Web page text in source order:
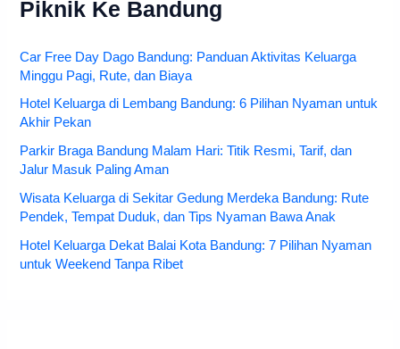
Piknik Ke Bandung
Car Free Day Dago Bandung: Panduan Aktivitas Keluarga
Minggu Pagi, Rute, dan Biaya
Hotel Keluarga di Lembang Bandung: 6 Pilihan Nyaman untuk
Akhir Pekan
Parkir Braga Bandung Malam Hari: Titik Resmi, Tarif, dan
Jalur Masuk Paling Aman
Wisata Keluarga di Sekitar Gedung Merdeka Bandung: Rute
Pendek, Tempat Duduk, dan Tips Nyaman Bawa Anak
Hotel Keluarga Dekat Balai Kota Bandung: 7 Pilihan Nyaman
untuk Weekend Tanpa Ribet